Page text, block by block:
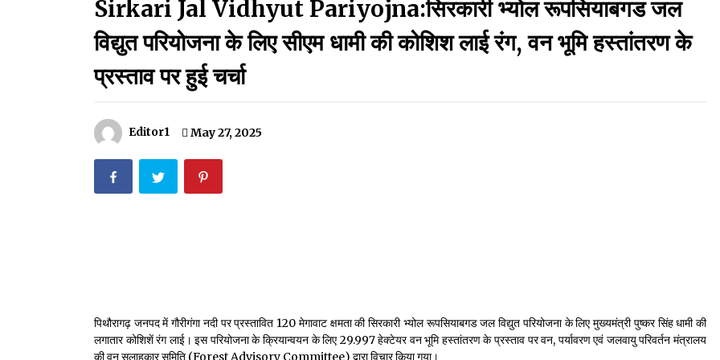
मदरसों का नाम अब्दुल कलाम के नाम पर रखने की घोषणा
December 18, 2023
September 7, 2023
Thought Of The Day 18 May
May 18, 2022
Thought Of The Day 14 May
Sirkari Jal Vidhyut Pariyojna:सिरकारी भ्योल रूपसियाबगड जल
विद्युत परियोजना के लिए सीएम धामी की कोशिश लाई रंग, वन भूमि हस्तांतरण के
प्रस्ताव पर हुई चर्चा
Editor1 May 27, 2025
पिथौरागढ़ जनपद में गौरीगंगा नदी पर प्रस्तावित 120 मेगावाट क्षमता की सिरकारी भ्योल रूपसियाबगड जल विद्युत परियोजना के लिए मुख्यमंत्री पुष्कर सिंह धामी की
लगातार कोशिशें रंग लाई। इस परियोजना के क्रियान्वयन के लिए 29.997 हेक्टेयर वन भूमि हस्तांतरण के प्रस्ताव पर वन, पर्यावरण एवं जलवायु परिवर्तन मंत्रालय
की वन सलाहकार समिति (Forest Advisory Committee) द्वारा विचार किया गया।